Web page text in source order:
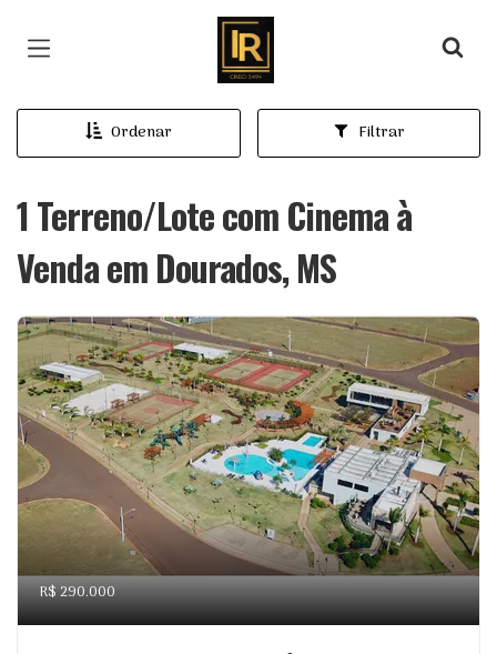
Página inicial
Ordenar Filtrar
1 Terreno/Lote com Cinema à
Venda em Dourados, MS
R$ 290.000